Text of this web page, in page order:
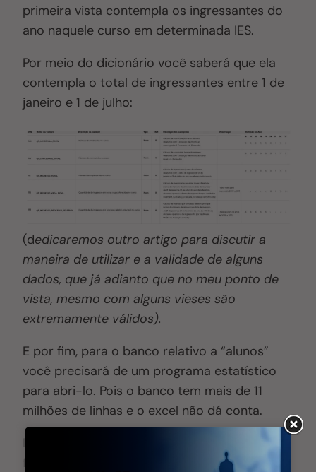
primeira vista contempla os ingressantes do
ano naquele curso em determinada IES.
Por meio do dicionário você saberá que ela
contempla o total de ingressantes entre 1 de
janeiro e 1 de julho:
(dedicaremos outro artigo para discutir a
maneira de utilizar e a validade de alguns
dados, que já adianto que no meu ponto de
vista, mesmo com alguns vieses são
extremamente válidos).
E por fim, para o banco relativo a “alunos”
você precisará de um programa estatístico
para abri-lo. Pois o banco tem mais de 11
milhões de linhas e o excel não dá conta.
Disponibilizamos para vocês no link um banco
filtrado em excel com informações referentes